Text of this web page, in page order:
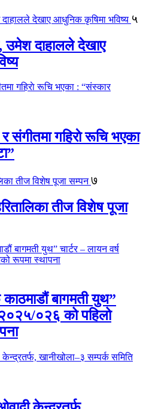
५
उमेश दाहालले देखाए
संगीतमा गहिराे रूचि भएका
७
तीज विशेष पूजा
बागमती युथ”
२०२५/०२६ को पहिलो